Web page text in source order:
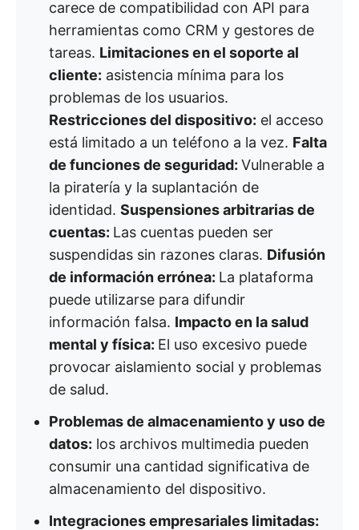
carece de compatibilidad con API para
herramientas como CRM y gestores de
tareas. Limitaciones en el soporte al
cliente: asistencia mínima para los
problemas de los usuarios.
Restricciones del dispositivo: el acceso
está limitado a un teléfono a la vez. Falta
de funciones de seguridad: Vulnerable a
la piratería y la suplantación de
identidad. Suspensiones arbitrarias de
cuentas: Las cuentas pueden ser
suspendidas sin razones claras. Difusión
de información errónea: La plataforma
puede utilizarse para difundir
información falsa. Impacto en la salud
mental y física: El uso excesivo puede
provocar aislamiento social y problemas
de salud.
Problemas de almacenamiento y uso de
datos: los archivos multimedia pueden
consumir una cantidad significativa de
almacenamiento del dispositivo.
Integraciones empresariales limitadas: